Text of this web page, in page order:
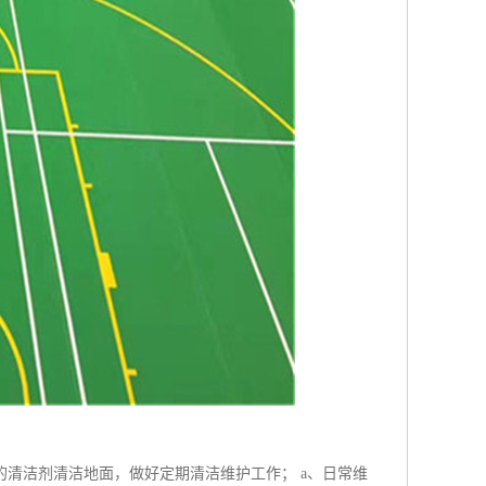
洁剂清洁地面，做好定期清洁维护工作； a、日常维